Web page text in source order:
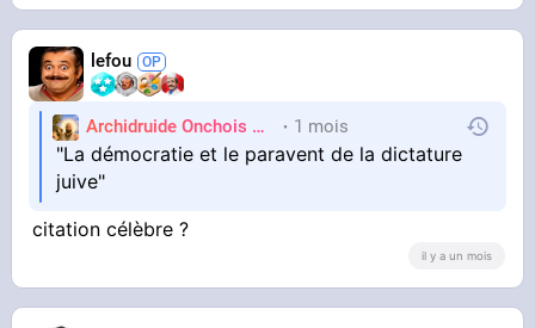
pour conquérir ce droit.
lefou
Archidruide Onchois
🍀️🌩️🐻️James
1 mois
"La démocratie et le paravent de la dictature
juive"
citation célèbre ?
il y a un mois